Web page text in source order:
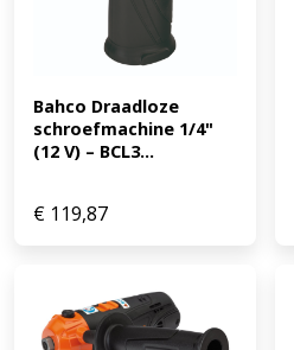
Bahco Draadloze
schroefmachine 1/4"
(12 V) – BCL3...
€ 119,87